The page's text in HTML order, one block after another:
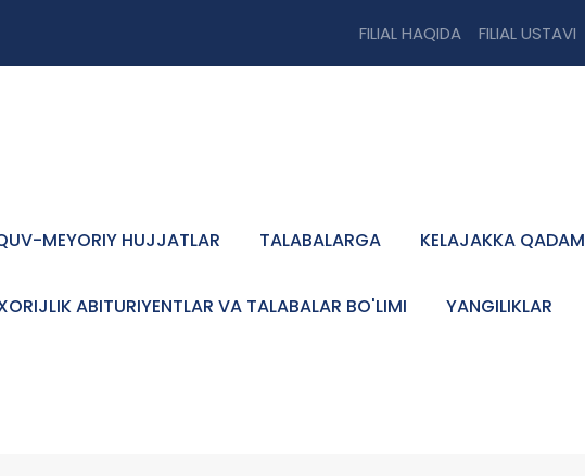
FILIAL HAQIDA FILIAL USTAVI
MEYORIY HUJJATLAR TALABALARGA KELAJAKKA QADAM
ABITURIYENTLAR VA TALABALAR BO'LIMI YANGILIKLAR